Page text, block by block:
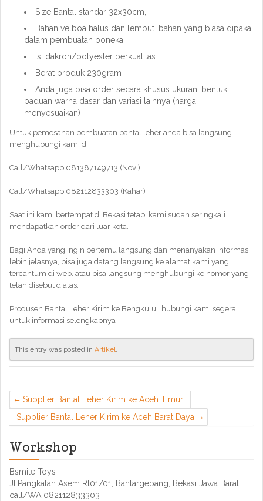
Size Bantal standar 32x30cm,
Bahan velboa halus dan lembut. bahan yang biasa dipakai
dalam pembuatan boneka.
Isi dakron/polyester berkualitas
Berat produk 230gram
Anda juga bisa order secara khusus ukuran, bentuk,
paduan warna dasar dan variasi lainnya (harga
menyesuaikan)
Untuk pemesanan pembuatan bantal leher anda bisa langsung
menghubungi kami di
Call/Whatsapp 081387149713 (Novi)
Call/Whatsapp 082112833303 (Kahar)
Saat ini kami bertempat di Bekasi tetapi kami sudah seringkali
mendapatkan order dari luar kota.
Bagi Anda yang ingin bertemu langsung dan menanyakan informasi
lebih jelasnya, bisa juga datang langsung ke alamat kami yang
tercantum di web. atau bisa langsung menghubungi ke nomor yang
telah disebut diatas.
Produsen Bantal Leher Kirim ke Bengkulu , hubungi kami segera
untuk informasi selengkapnya
This entry was posted in Artikel.
Supplier Bantal Leher Kirim ke Aceh Timur
Supplier Bantal Leher Kirim ke Aceh Barat Daya
Workshop
Bsmile Toys
Jl.Pangkalan Asem Rt01/01, Bantargebang, Bekasi Jawa Barat
call/WA 082112833303